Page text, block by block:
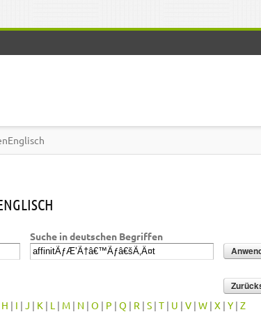
Suche in deutschen Begriffen
H | I | J | K | L | M | N | O | P | Q | R | S | T | U | V | W | X | Y | Z